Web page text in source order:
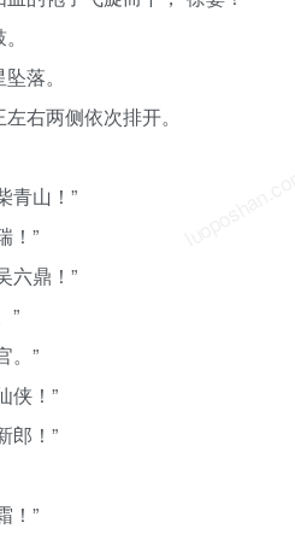
落。
两侧依次排开。
山！”
！”
鼎！”
”
。”
！”
！”
！”